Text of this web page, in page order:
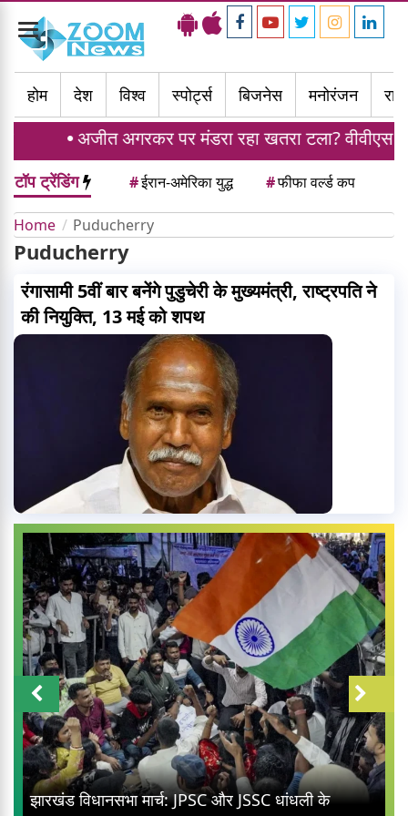
Toggle
navigation
होम
देश विश्व स्पोर्ट्स बिजनेस मनोरंजन
अजीत अगरकर पर मंडरा रहा खतरा टला? वीवीएस
टॉप ट्रेंडिंग #ईरान-अमेरिका युद्ध #फीफा वर्ल्ड कप
Home Puducherry
Puducherry
रंगासामी 5वीं बार बनेंगे पुडुचेरी के मुख्यमंत्री, राष्ट्रपति ने
की नियुक्ति, 13 मई को शपथ
झारखंड विधानसभा मार्च: JPSC और JSSC धांधली के